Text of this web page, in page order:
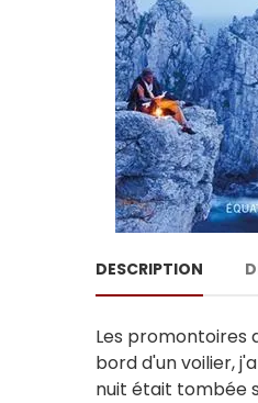
DESCRIPTION
Les promontoires
bord d'un voilier,
nuit était tombée